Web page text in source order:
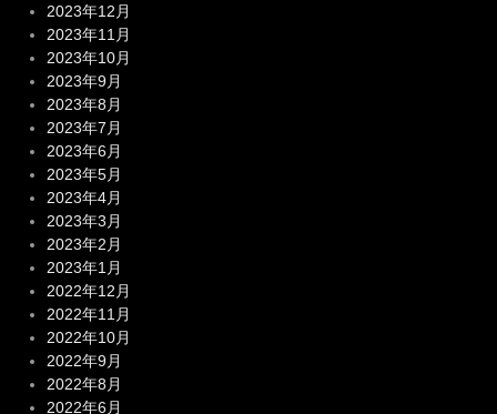
2023年12月
2023年11月
2023年10月
2023年9月
2023年8月
2023年7月
2023年6月
2023年5月
2023年4月
2023年3月
2023年2月
2023年1月
2022年12月
2022年11月
2022年10月
2022年9月
2022年8月
2022年6月